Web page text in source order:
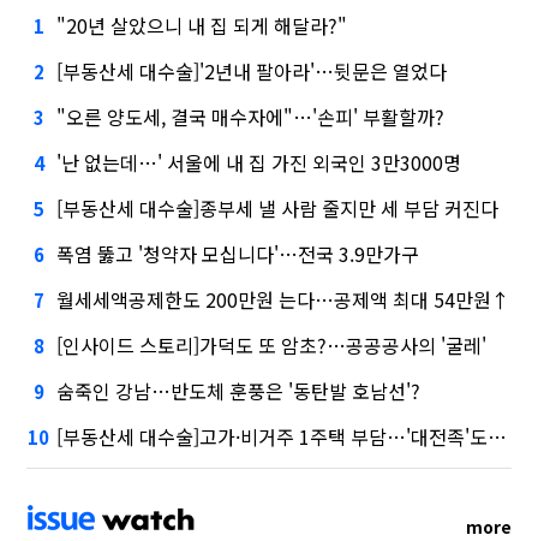
1 "20년 살았으니 내 집 되게 해달라?"
2 [부동산세 대수술]'2년내 팔아라'…뒷문은 열었다
3 "오른 양도세, 결국 매수자에"…'손피' 부활할까?
4 '난 없는데…' 서울에 내 집 가진 외국인 3만3000명
5 [부동산세 대수술]종부세 낼 사람 줄지만 세 부담 커진다
6 폭염 뚫고 '청약자 모십니다'…전국 3.9만가구
7 월세세액공제한도 200만원 는다…공제액 최대 54만원↑
8 [인사이드 스토리]가덕도 또 암초?…공공공사의 '굴레'
9 숨죽인 강남…반도체 훈풍은 '동탄발 호남선'?
10 [부동산세 대수술]고가·비거주 1주택 부담…'대전족'도 불똥
more